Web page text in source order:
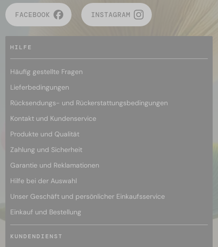
FACEBOOK INSTAGRAM
HILFE
Häufig gestellte Fragen
Lieferbedingungen
Rücksendungs- und Rückerstattungsbedingungen
Kontakt und Kundenservice
Produkte und Qualität
Zahlung und Sicherheit
Garantie und Reklamationen
Hilfe bei der Auswahl
Unser Geschäft und persönlicher Einkaufsservice
Einkauf und Bestellung
KUNDENDIENST